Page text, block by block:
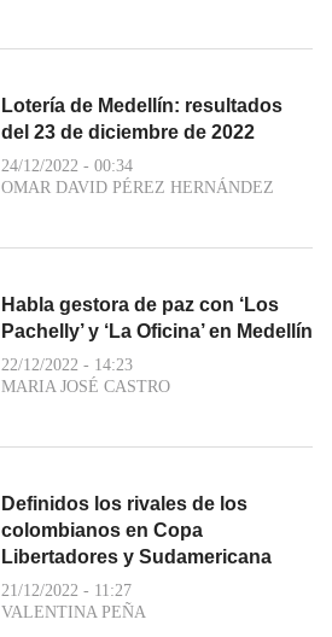
Lotería de Medellín: resultados
del 23 de diciembre de 2022
24/12/2022 - 00:34
OMAR DAVID PÉREZ HERNÁNDEZ
Habla gestora de paz con ‘Los
Pachelly’ y ‘La Oficina’ en Medellín
22/12/2022 - 14:23
MARIA JOSÉ CASTRO
Definidos los rivales de los
colombianos en Copa
Libertadores y Sudamericana
21/12/2022 - 11:27
VALENTINA PEÑA